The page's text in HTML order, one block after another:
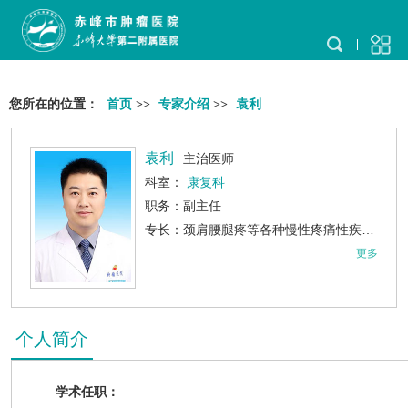
您所在的位置： 首页 >> 专家介绍 >> 袁利
袁利
主治医师
科室：
康复科
职务：副主任
专长：颈肩腰腿疼等各种慢性疼痛性疾病的诊断及治疗，中风偏瘫患者的功能评估及康复治疗。
更多
个人简介
学术任职：